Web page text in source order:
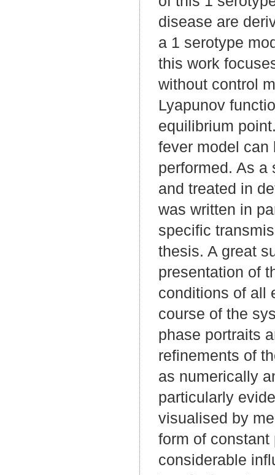
disease are
a 1 serotype
this work
without control
Lyapunov
equilibrium
fever model can
performed. As a
and treated in
was written in
specific
thesis. A great
presentation of
conditions of all
course of the
phase portraits
refinements of
as numerically
particularly
visualised by
form of
considerable